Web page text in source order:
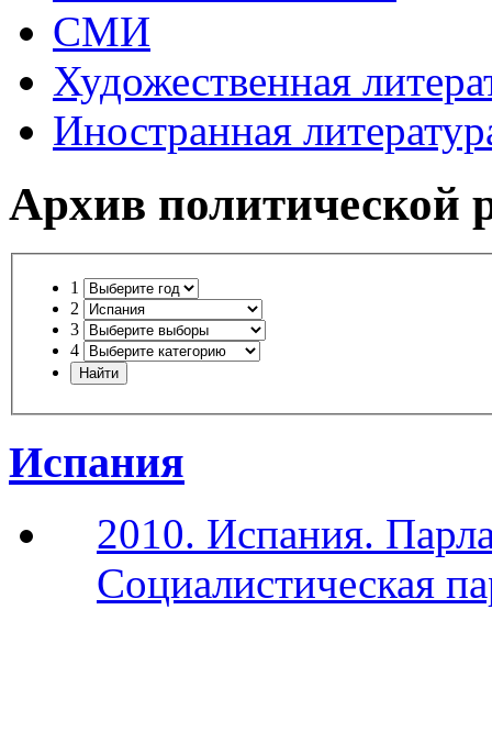
СМИ
Художественная
Иностранная
Архив политической
1
2
3
4
Испания
2010. Испания.
Социалистическая